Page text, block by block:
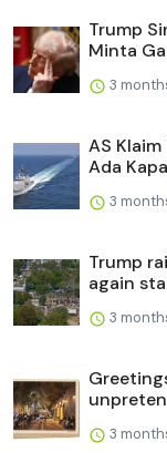
Trump
Minta
3
AS
Ada
3
Trump
again
3
3